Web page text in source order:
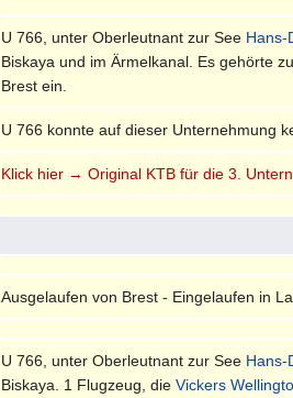
U 766, unter Oberleutnant zur See Hans-
Biskaya und im Ärmelkanal. Es gehörte
Brest ein.
U 766 konnte auf dieser Unternehmung
Klick hier → Original KTB für die 3.
Ausgelaufen von Brest - Eingelaufen in
U 766, unter Oberleutnant zur See Hans-
Biskaya. 1 Flugzeug, dieVickers